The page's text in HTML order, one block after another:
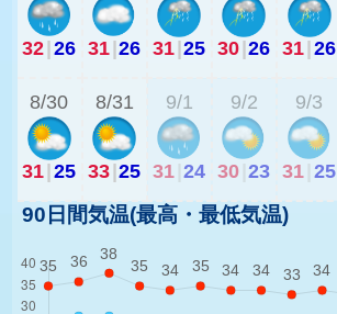
32|26 31|26 31|25 30|26 31|26
8/30
31|25
8/31
33|25
9/1
31 24
9/2
30 23
9/3
31 25
90日間気温(最高・最低気温)